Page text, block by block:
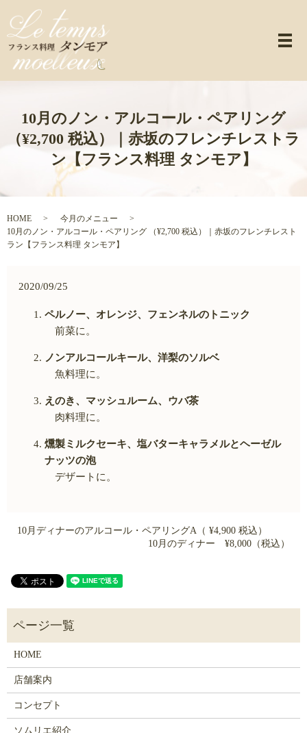
メ
10月のノン・アルコール・ペアリング
（¥2,700 税込）｜赤坂のフレンチレストラ
ン【フランス料理 タンモア】
HOME
今月のメニュー
10月のノン・アルコール・ペアリング （¥2,700 税込）｜赤坂のフレンチレスト
ラン【フランス料理 タンモア】
2020/09/25
ペルノー、オレンジ、フェンネルのトニック
前菜に。
ノンアルコールキール、洋梨のソルベ
魚料理に。
えのき、マッシュルーム、ウバ茶
肉料理に。
燻製ミルクセーキ、塩バターキャラメルとヘーゼル
ナッツの泡
デザートに。
10月ディナーのアルコール・ペアリングA（ ¥4,900 税込）
10月のディナー ¥8,000（税込）
HOME
店舗案内
コンセプト
ソムリエ紹介